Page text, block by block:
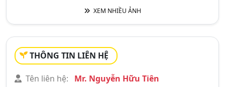
XEM NHIỀU ẢNH
THÔNG TIN LIÊN HỆ
Tên liên hệ:
Mr. Nguyễn Hữu Tiên